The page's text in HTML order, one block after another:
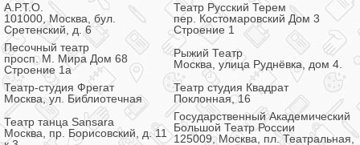
А.Р.Т.О.
101000, Москва, бул.
Сретенский, д. 6
Театр Русский Терем
пер. Костомаровский Дом 3
Строение 1
Песочный театр
просп. М. Мира Дом 68
Строение 1а
Рыжий Театр
Москва, улица Руднёвка, дом 4.
Театр-студия Фрегат
Москва, ул. Библиотечная
Театр студия Квадрат
Поклонная, 16
Театр танца Sansara
Москва, пр. Борисовский, д. 11
Государственный Академический
Большой Театр России
125009, Москва, пл. Театральная,